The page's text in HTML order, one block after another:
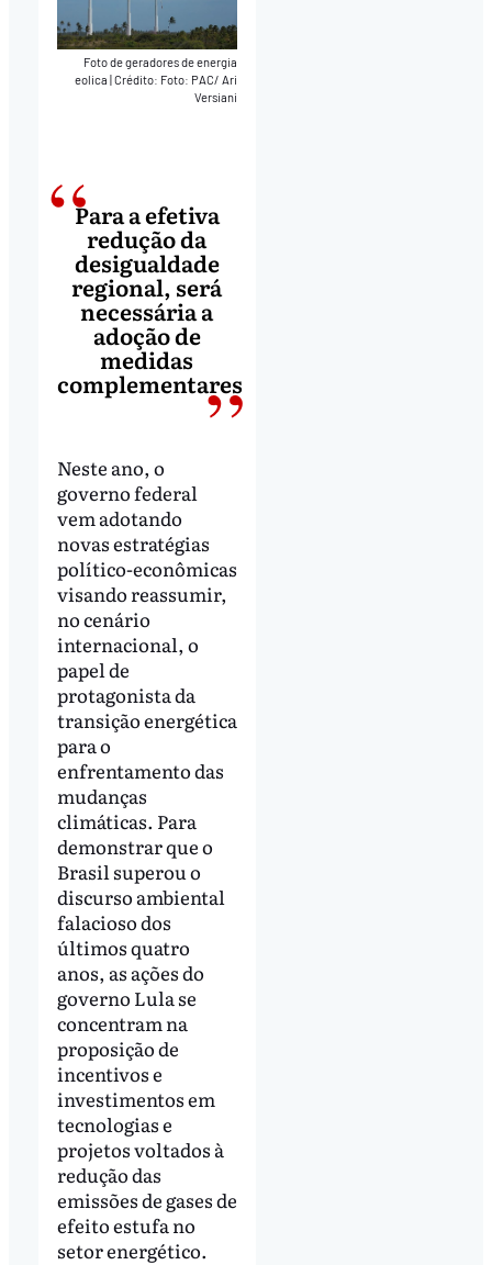
Foto de geradores de energia
eolica |Crédito: Foto: PAC/ Ari
Versiani
Para a efetiva
redução da
desigualdade
regional, será
necessária a
adoção de
medidas
complementares
Neste ano, o
governo federal
vem adotando
novas estratégias
político-econômicas
visando reassumir,
no cenário
internacional, o
papel de
protagonista da
transição energética
para o
enfrentamento das
mudanças
climáticas. Para
demonstrar que o
Brasil superou o
discurso ambiental
falacioso dos
últimos quatro
anos, as ações do
governo Lula se
concentram na
proposição de
incentivos e
investimentos em
tecnologias e
projetos voltados à
redução das
emissões de gases de
efeito estufa no
setor energético.